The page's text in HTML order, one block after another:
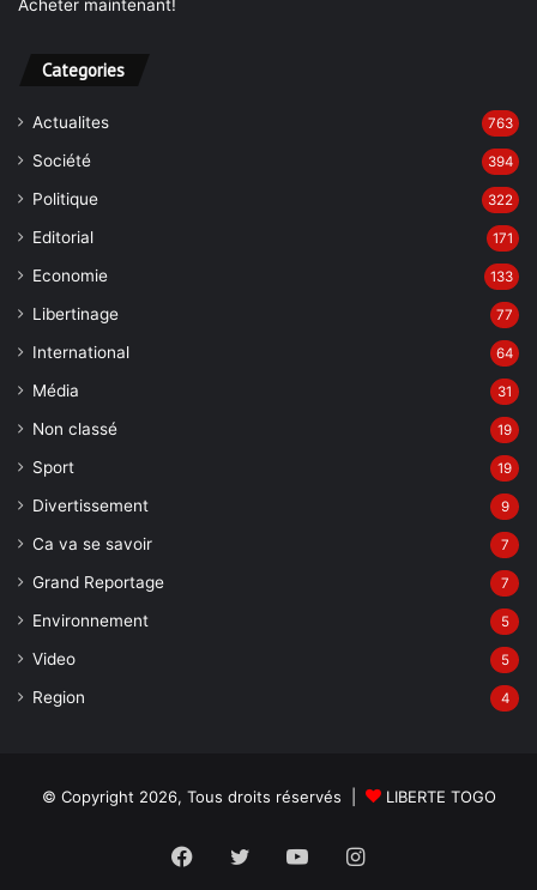
Acheter maintenant!
Categories
Actualites 763
Société 394
Politique 322
Editorial 171
Economie 133
Libertinage 77
International 64
Média 31
Non classé 19
Sport 19
Divertissement 9
Ca va se savoir 7
Grand Reportage 7
Environnement 5
Video 5
Region 4
© Copyright 2026, Tous droits réservés | LIBERTE TOGO
Facebook
Twitter YouTubeInstagram